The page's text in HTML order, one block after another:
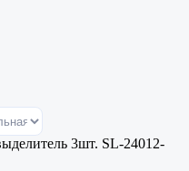
3шт. SL-24012-